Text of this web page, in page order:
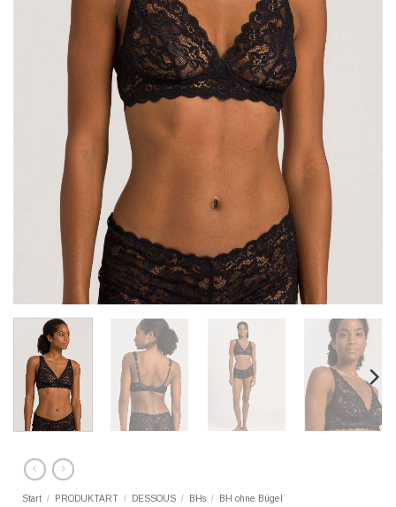
Start / PRODUKTART / DESSOUS / BHs / BH ohne Bügel